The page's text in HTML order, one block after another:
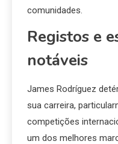
comunidades.
Registos e
notáveis
James Rodríguez
sua carreira,
competições
um dos melhores